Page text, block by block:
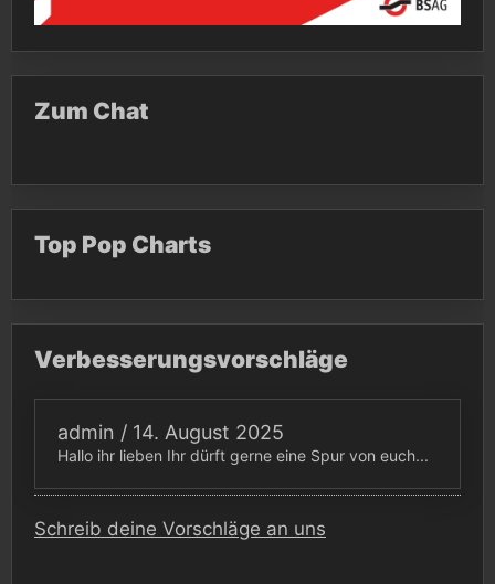
Zum Chat
Top Pop Charts
Verbesserungsvorschläge
admin / 14. August 2025
Hallo ihr lieben Ihr dürft gerne eine Spur von euch...
Schreib deine Vorschläge an uns